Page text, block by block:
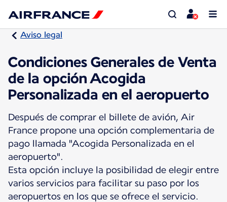
Aviso legal
Condiciones Generales de Venta
de la opción Acogida
Personalizada en el aeropuerto
Después de comprar el billete de avión, Air
France propone una opción complementaria de
pago llamada "Acogida Personalizada en el
aeropuerto".
Esta opción incluye la posibilidad de elegir entre
varios servicios para facilitar su paso por los
aeropuertos en los que se ofrece el servicio.